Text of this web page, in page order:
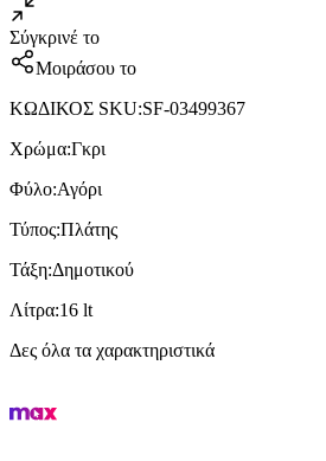
Σύγκρινέ το
Μοιράσου το
ΚΩΔΙΚΟΣ SKU:SF-03499367
Χρώμα:Γκρι
Φύλο:Αγόρι
Τύπος:Πλάτης
Τάξη:Δημοτικού
Λίτρα:16 lt
Δες όλα τα χαρακτηριστικά